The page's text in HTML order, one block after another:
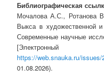
Библиографическая
Мочалова А.С., Ротанова
Выкса в художественной
Современные научные
https://web.snauka.ru/issues/
01.08.2026).